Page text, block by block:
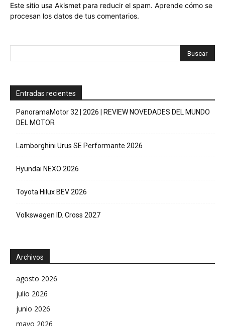
Este sitio usa Akismet para reducir el spam. Aprende cómo se
procesan los datos de tus comentarios.
Entradas recientes
PanoramaMotor 32 | 2026 | REVIEW NOVEDADES DEL MUNDO
DEL MOTOR
Lamborghini Urus SE Performante 2026
Hyundai NEXO 2026
Toyota Hilux BEV 2026
Volkswagen ID. Cross 2027
Archivos
agosto 2026
julio 2026
junio 2026
mayo 2026